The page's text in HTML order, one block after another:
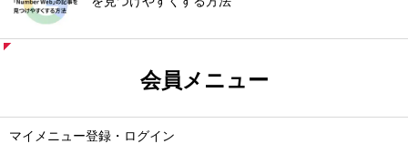
会員メニュー
マイメニュー登録・ログイン